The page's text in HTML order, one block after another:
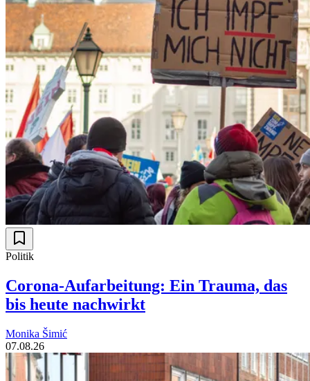
Politik
Corona-Aufarbeitung: Ein Trauma, das
bis heute nachwirkt
Monika Šimić
07.08.26